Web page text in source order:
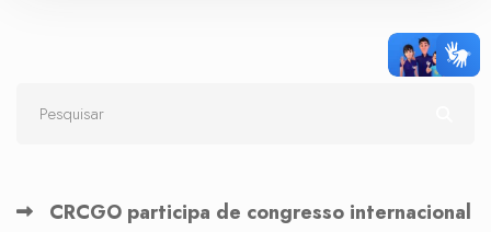
CRCGO participa de congresso internacional